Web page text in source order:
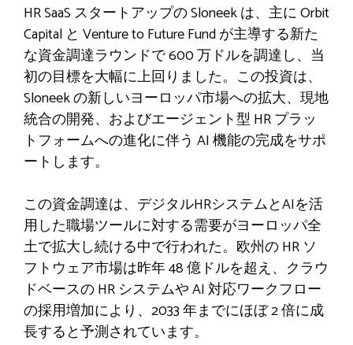
HR SaaS スタートアップの Sloneek は、主に Orbit
Capital と Venture to Future Fund が主導する新た
な資金調達ラウンドで 600 万ドルを調達し、当
初の目標を大幅に上回りました。この投資は、
Sloneek の新しいヨーロッパ市場への拡大、現地
統合の開発、およびエージェント型 HR プラッ
トフォームへの進化に伴う AI 機能の完成をサポ
ートします。
この資金調達は、デジタルHRシステムとAIを活
用した職場ツールに対する需要がヨーロッパ全
土で拡大し続ける中で行われた。欧州の HR ソ
フトウェア市場は昨年 48 億ドルを超え、クラウ
ドベースの HR システムや AI 対応ワークフロー
の採用増加により、2033 年までにほぼ 2 倍に成
長すると予測されています。